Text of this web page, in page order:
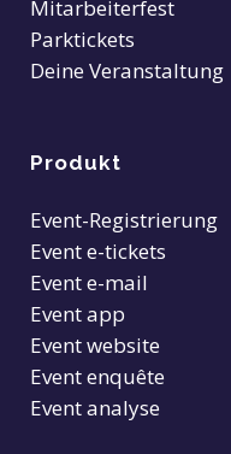
Mitarbeiterfest
Parktickets
Deine Veranstaltung
Produkt
Event-Registrierung
Event e-tickets
Event e-mail
Event app
Event website
Event enquête
Event analyse